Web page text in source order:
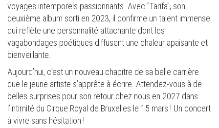
voyages intemporels passionnants. Avec "Tarifa", son
deuxième album sorti en 2023, il confirme un talent immense
qui reflète une personnalité attachante dont les
vagabondages poétiques diffusent une chaleur apaisante et
bienveillante.
Aujourd’hui, c’est un nouveau chapitre de sa belle carrière
que le jeune artiste s’apprête à écrire. Attendez-vous à de
belles surprises pour son retour chez nous en 2027 dans
l’intimité du Cirque Royal de Bruxelles le 15 mars ! Un concert
à vivre sans hésitation !